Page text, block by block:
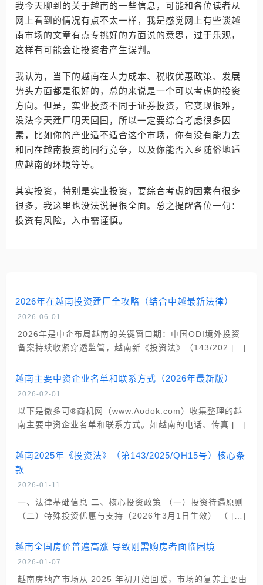
我今天聊到的关于越南的一些信息，可能和各位读者从
网上看到的情况有点不太一样，我是感觉网上有些谈越
南市场的文章有点专挑好的方面说的意思，过于乐观，
这样有可能会让投资者产生误判。
我认为，当下的越南在人力成本、税收优惠政策、发展
势头方面都是很好的，总的来说是一个可以考虑的投资
方向。但是，实业投资不同于证券投资，它变现很难，
没法今天建厂明天回国，所以一定要综合考虑很多因
素，比如你的产业适不适合这个市场，你有没有能力去
和同在越南投资的同行竞争，以及你能否入乡随俗地适
应越南的环境等等。
其实投资，特别是实业投资，要综合考虑的因素有很多
很多，我这里也没法说得很全面。总之提醒各位一句：
投资有风险，入市需谨慎。
2026年在越南投资建厂全攻略（结合中越最新法律）
2026-06-01
2026年是中企布局越南的关键窗口期：中国ODI境外投资
备案持续收紧穿透监管，越南新《投资法》（143/202 […]
越南主要中资企业名单和联系方式（2026年最新版）
2026-02-01
以下是傲多可®商机网（www.Aodok.com）收集整理的越
南主要中资企业名单和联系方式。如越南的电话、传真 […]
越南2025年《投资法》（第143/2025/QH15号）核心条
款
2026-01-11
一、法律基础信息 二、核心投资政策 （一）投资待遇原则
（二）特殊投资优惠与支持（2026年3月1日生效） （ […]
越南全国房价普遍高涨 导致刚需购房者面临困境
2026-01-07
越南房地产市场从 2025 年初开始回暖，市场的复苏主要由